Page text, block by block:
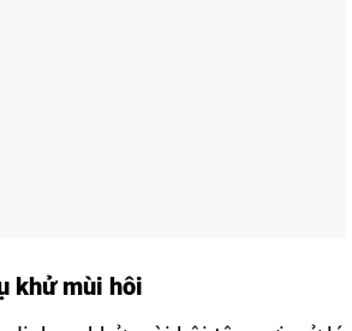
khử mùi hôi